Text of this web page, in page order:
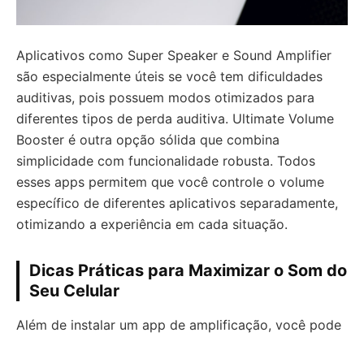
Aplicativos como Super Speaker e Sound Amplifier
são especialmente úteis se você tem dificuldades
auditivas, pois possuem modos otimizados para
diferentes tipos de perda auditiva. Ultimate Volume
Booster é outra opção sólida que combina
simplicidade com funcionalidade robusta. Todos
esses apps permitem que você controle o volume
específico de diferentes aplicativos separadamente,
otimizando a experiência em cada situação.
Dicas Práticas para Maximizar o Som do
Seu Celular
Além de instalar um app de amplificação, você pode